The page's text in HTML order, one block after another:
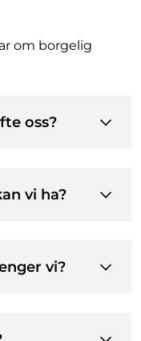
om borgelig
oss?
vi ha?
vi?